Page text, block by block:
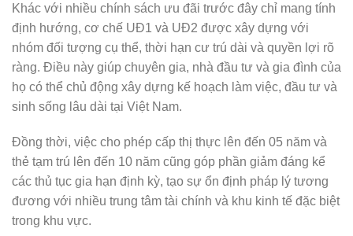
Khác với nhiều chính sách ưu đãi trước đây chỉ mang tính
định hướng, cơ chế UĐ1 và UĐ2 được xây dựng với
nhóm đối tượng cụ thể, thời hạn cư trú dài và quyền lợi rõ
ràng. Điều này giúp chuyên gia, nhà đầu tư và gia đình của
họ có thể chủ động xây dựng kế hoạch làm việc, đầu tư và
sinh sống lâu dài tại Việt Nam.
Đồng thời, việc cho phép cấp thị thực lên đến 05 năm và
thẻ tạm trú lên đến 10 năm cũng góp phần giảm đáng kể
các thủ tục gia hạn định kỳ, tạo sự ổn định pháp lý tương
đương với nhiều trung tâm tài chính và khu kinh tế đặc biệt
trong khu vực.